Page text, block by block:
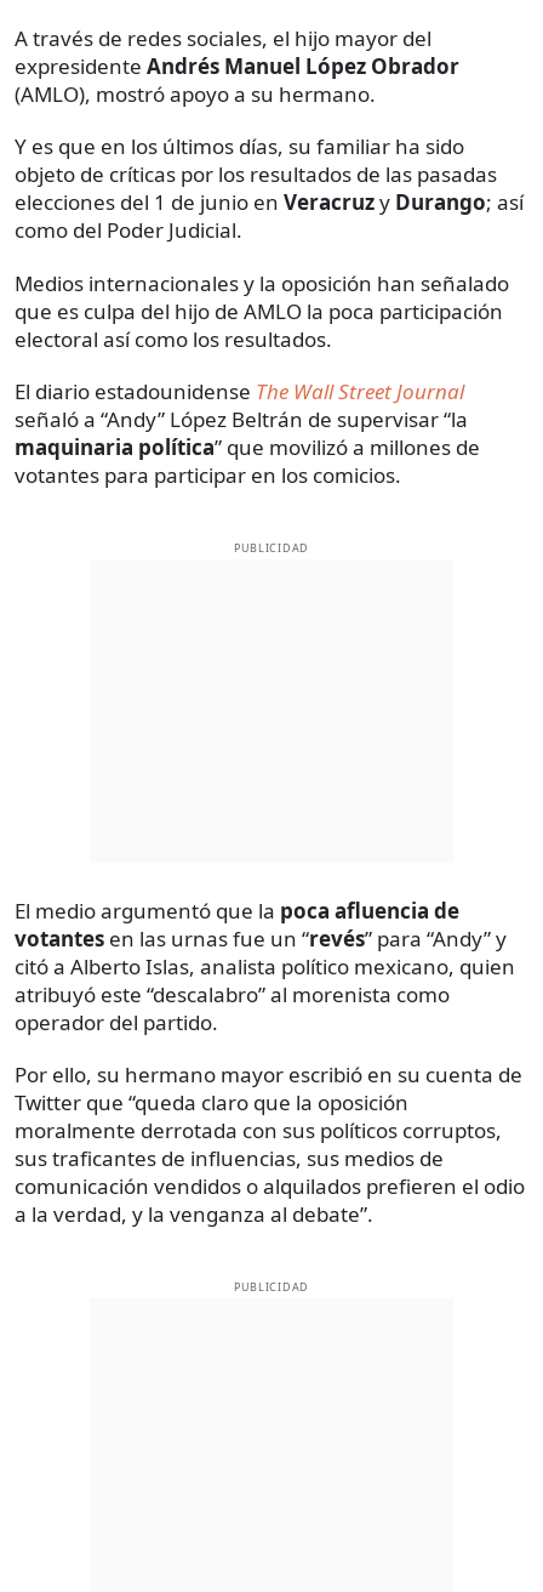
A través de redes sociales, el hijo mayor del
expresidente Andrés Manuel López Obrador
(AMLO), mostró apoyo a su hermano.
Y es que en los últimos días, su familiar ha sido
objeto de críticas por los resultados de las pasadas
elecciones del 1 de junio en Veracruzy Durango; así
como del Poder Judicial.
Medios internacionales y la oposición han señalado
que es culpa del hijo de AMLO la poca participación
electoral así como los resultados.
El diario estadounidense The Wall Street Journal
señaló a “Andy” López Beltrán de supervisar “la
maquinaria política” que movilizó a millones de
votantes para participar en los comicios.
PUBLICIDAD
El medio argumentó que la poca afluencia de
votantes en las urnas fue un “revés” para “Andy” y
citó a Alberto Islas, analista político mexicano, quien
atribuyó este “descalabro” al morenista como
operador del partido.
Por ello, su hermano mayor escribió en su cuenta de
Twitter que “queda claro que la oposición
moralmente derrotada con sus políticos corruptos,
sus traficantes de influencias, sus medios de
comunicación vendidos o alquilados prefieren el odio
a la verdad, y la venganza al debate”.
PUBLICIDAD